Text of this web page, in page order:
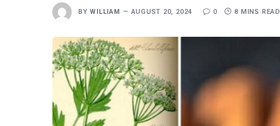
BY WILLIAM AUGUST 20, 2024 0 8 MINS READ